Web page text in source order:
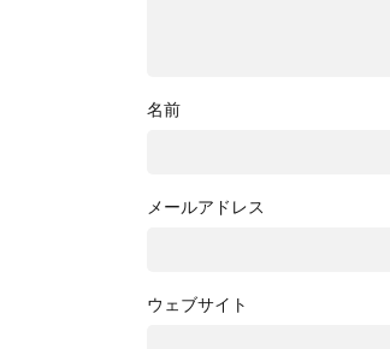
名前
メールアドレス
ウェブサイト